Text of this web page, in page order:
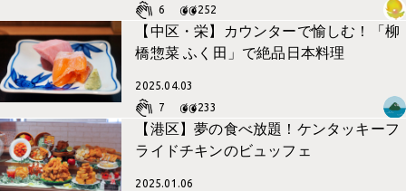
6
252
【中区・栄】カウンターで愉しむ！「柳
橋惣菜 ふく田」で絶品日本料理
2025.04.03
7
233
【港区】夢の食べ放題！ケンタッキーフ
ライドチキンのビュッフェ
2025.01.06